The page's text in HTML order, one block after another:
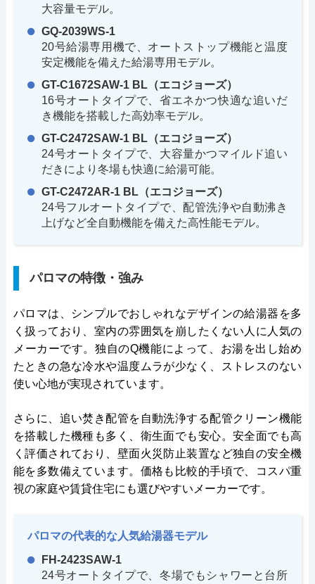
大容量モデル。
GQ-2039WS-1
20号給湯専用機で、オートストップ機能と温度
安定機能を備えた給湯専用モデル。
GT-C1672SAW-1 BL（エコジョーズ）
16号オートタイプで、省エネかつ快適な追いだ
き機能を搭載した高効率モデル。
GT-C2472SAW-1 BL（エコジョーズ）
24号オートタイプで、大容量かつマイルド追い
だきにより冬場も快適に給湯可能。
GT-C2472AR-1 BL（エコジョーズ）
24号フルオートタイプで、配管洗浄や自動沸き
上げなど全自動機能を備えた高性能モデル。
パロマの特徴・強み
パロマは、シンプルでおしゃれなデザインの給湯器を多
く扱っており、室内の雰囲気を崩したくない人に人気の
メーカーです。独自のQ機能によって、お湯を出し始め
たときの急な冷水や温度ムラが少なく、ストレスのない
使い心地が実現されています。
さらに、追い焚き配管を自動洗浄する配管クリーン機能
を搭載した機種も多く、衛生面でも安心。安全面でも高
く評価されており、壁面火災防止装置など独自の安全機
能を多数備えています。価格も比較的手頃で、コスパ重
視の家庭や賃貸住宅にも選びやすいメーカーです。
パロマの代表的な人気給湯器モデル
FH-2423SAW-1
24号オートタイプで、冬場でもシャワーと台所